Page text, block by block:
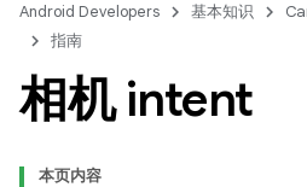
Android Developers 基本知识
指南
相机 intent
本页内容